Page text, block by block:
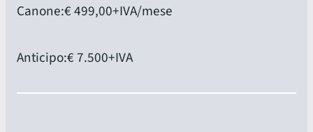
Canone:€ 499,00+IVA/mese
Anticipo:€ 7.500+IVA